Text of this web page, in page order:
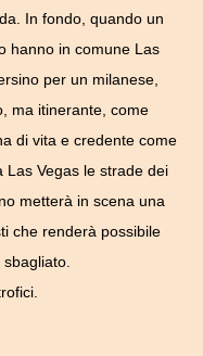
In fondo, quando un
hanno in comune Las
per un milanese,
ma itinerante, come
di vita e credente come
Las Vegas le strade dei
metterà in scena una
che renderà possibile